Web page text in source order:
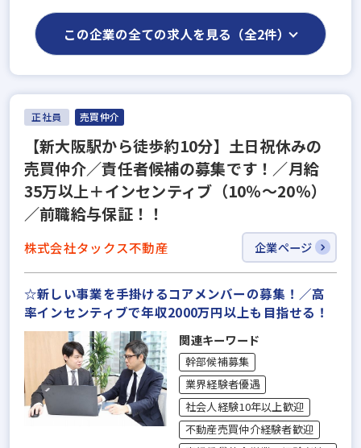
この企業の全ての求人を見る（全2件）
正社員 売買仲介
【新大阪駅から徒歩約10分】土日祝休みの
売買仲介／責任者候補の募集です！／月給
35万以上＋インセンティブ（10％～20％）
／前職給与保証！！
株式会社タックス不動産 企業ページ
☆新しい事業を手掛けるコアメンバーの募集！／高
率インセンティブで年収2000万円以上も目指せる！
関連キーワード
幹部候補募集
業界経験者優遇
社会人経験10年以上歓迎
不動産売買仲介経験者歓迎